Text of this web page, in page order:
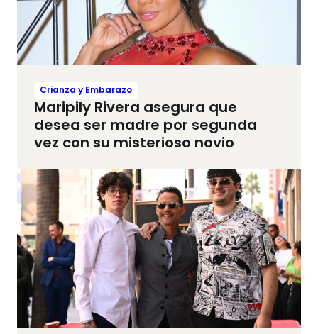
Crianza y Embarazo
Maripily Rivera asegura que
desea ser madre por segunda
vez con su misterioso novio